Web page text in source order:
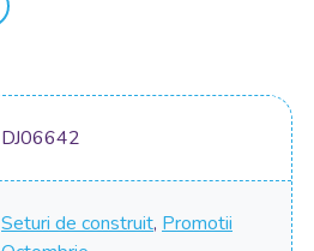
DJ06642
Seturi de construit, Promotii